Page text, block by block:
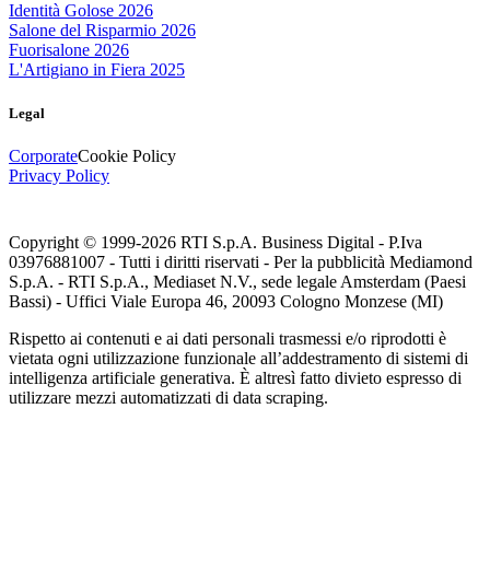
Identità Golose 2026
Salone del Risparmio 2026
Fuorisalone 2026
L'Artigiano in Fiera 2025
Legal
CorporateCookie Policy
Privacy Policy
Copyright © 1999-2026 RTI S.p.A. Business Digital - P.Iva
03976881007 - Tutti i diritti riservati - Per la pubblicità Mediamond
S.p.A. - RTI S.p.A., Mediaset N.V., sede legale Amsterdam (Paesi
Bassi) - Uffici Viale Europa 46, 20093 Cologno Monzese (MI)
Rispetto ai contenuti e ai dati personali trasmessi e/o riprodotti è
vietata ogni utilizzazione funzionale all’addestramento di sistemi di
intelligenza artificiale generativa. È altresì fatto divieto espresso di
utilizzare mezzi automatizzati di data scraping.